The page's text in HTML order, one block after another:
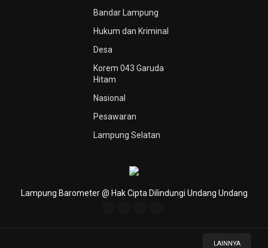
LAINNYA
Bandar Lampung
Hukum dan Kriminal
Desa
Korem 043 Garuda
Hitam
Nasional
Pesawaran
Lampung Selatan
Lampung Barometer @ Hak Cipta Dilindungi Undang Undang